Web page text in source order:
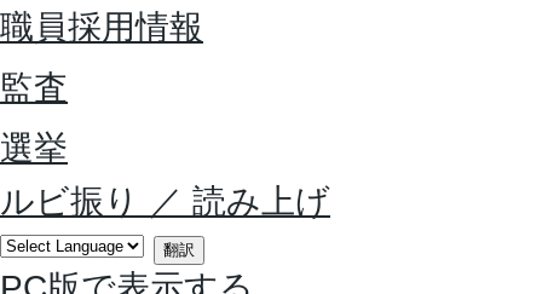
職員採用情報
監査
選挙
ルビ振り
／ 読み上げ
翻訳